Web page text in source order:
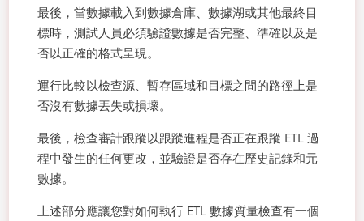
最後，當數據載入到數據倉庫、數據湖或其他最終目
標時，測試人員必須驗證數據是否完整、準確以及是
否以正確的格式呈現。
運行比較以檢查源、暫存區域和目標之間的路徑上是
否沒有數據丟失或損壞。
最後，檢查審計跟蹤以跟蹤進程是否正在跟蹤 ETL 過
程中發生的任何更改，並驗證是否存在歷史記錄和元
數據。
上述部分應讓您對如何執行 ETL 數據質量檢查有一個